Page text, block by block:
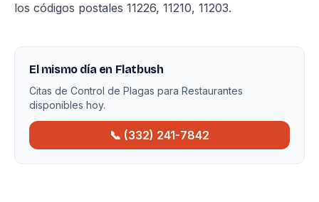
los códigos postales 11226, 11210, 11203.
El mismo día en Flatbush
Citas de Control de Plagas para Restaurantes
disponibles hoy.
📞 (332) 241-7842